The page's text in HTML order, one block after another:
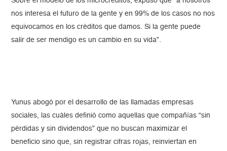
nos interesa el futuro de la gente y en 99% de los casos no nos
equivocamos en los créditos que damos. Si la gente puede
salir de ser mendigo es un cambio en su vida”.
Yunus abogó por el desarrollo de las llamadas empresas
sociales, las cuáles definió como aquellas que compañías “sin
pérdidas y sin dividendos” que no buscan maximizar el
beneficio sino que, sin registrar cifras rojas, reinviertan en